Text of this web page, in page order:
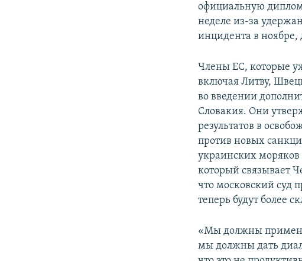
официальную
неделе из-за
инцидента в ноябре,
Члены ЕС, которые
включая Литву,
во введении
Словакия. Они
результатов в
против новых
украинских
который связывает
что московский суд
теперь будут более
«Мы должны
мы должны дать